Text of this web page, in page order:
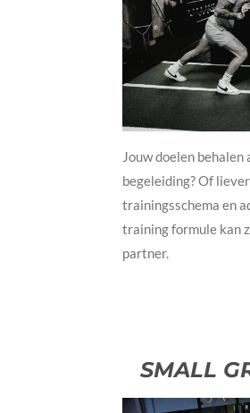
Jouw doelen
begeleiding? Of
trainingsschema en
training formule kan
partner.
SMALL